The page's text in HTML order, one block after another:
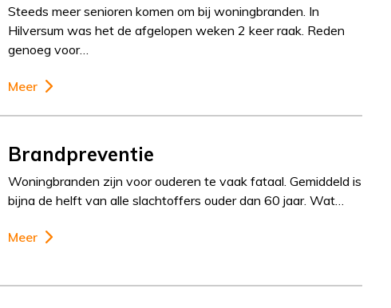
Steeds meer senioren komen om bij woningbranden. In
Hilversum was het de afgelopen weken 2 keer raak. Reden
genoeg voor…
Meer
Brandpreventie
Woningbranden zijn voor ouderen te vaak fataal. Gemiddeld is
bijna de helft van alle slachtoffers ouder dan 60 jaar. Wat…
Meer